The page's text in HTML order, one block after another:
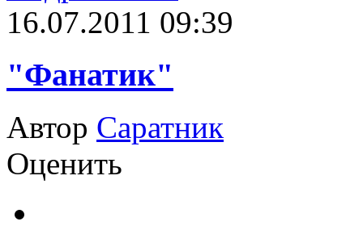
16.07.2011 09:39
"Фанатик"
Автор Саратник
Оценить